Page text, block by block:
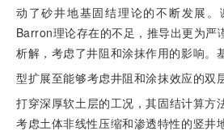
动了砂井地基固结理论的不断发展
Barron理论存在的不足，推导出更为严
析解，考虑了井阻和涂抹作用的影响。
型扩展至能够考虑井阻和涂抹效应的双
打穿深厚软土层的工况，其固结计算方
考虑土体非线性压缩和渗透特性的竖井